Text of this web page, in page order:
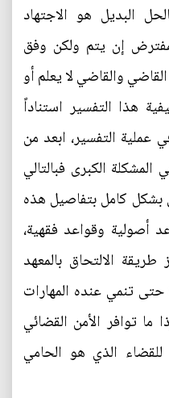
البديل هو الاجتهاد
إن يتم ولكن وفق
والقاضي لا يعلم أو
هذا التفسير استناداً
عملية التفسير، ابعد من
الكبرى فبالتالي
كامل بتفاصيل هذه
أصولية وقواعد فقهية،
طريقة الالتحاق بالمعهد
تنمي عنده المهارات
ما توافر الأمن القضائي
للقضاء الذي هو الحامي